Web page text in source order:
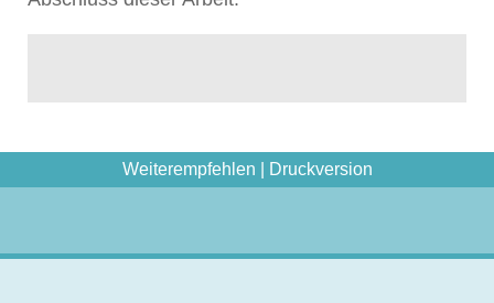
Weiterempfehlen Druckversion